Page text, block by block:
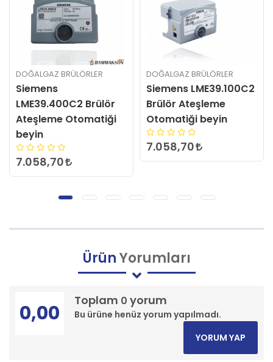
DOĞALGAZ BRÜLÖRLER
Siemens LME39.100C2
Brülör Ateşleme
Otomatiği beyin
7.058,70
DOĞALGAZ BRÜLÖRLER
CUSO LME22.233C2
Brülör Ateşleme
Otomatiği ( Beyin )
3.457,74
ÜrünYorumları
Toplam 0 yorum
Bu ürüne henüz yorum yapılmadı.
0,00
YORUM YAP